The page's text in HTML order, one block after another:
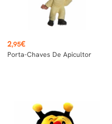
Preço
2,95€
Porta-Chaves De Apicultor